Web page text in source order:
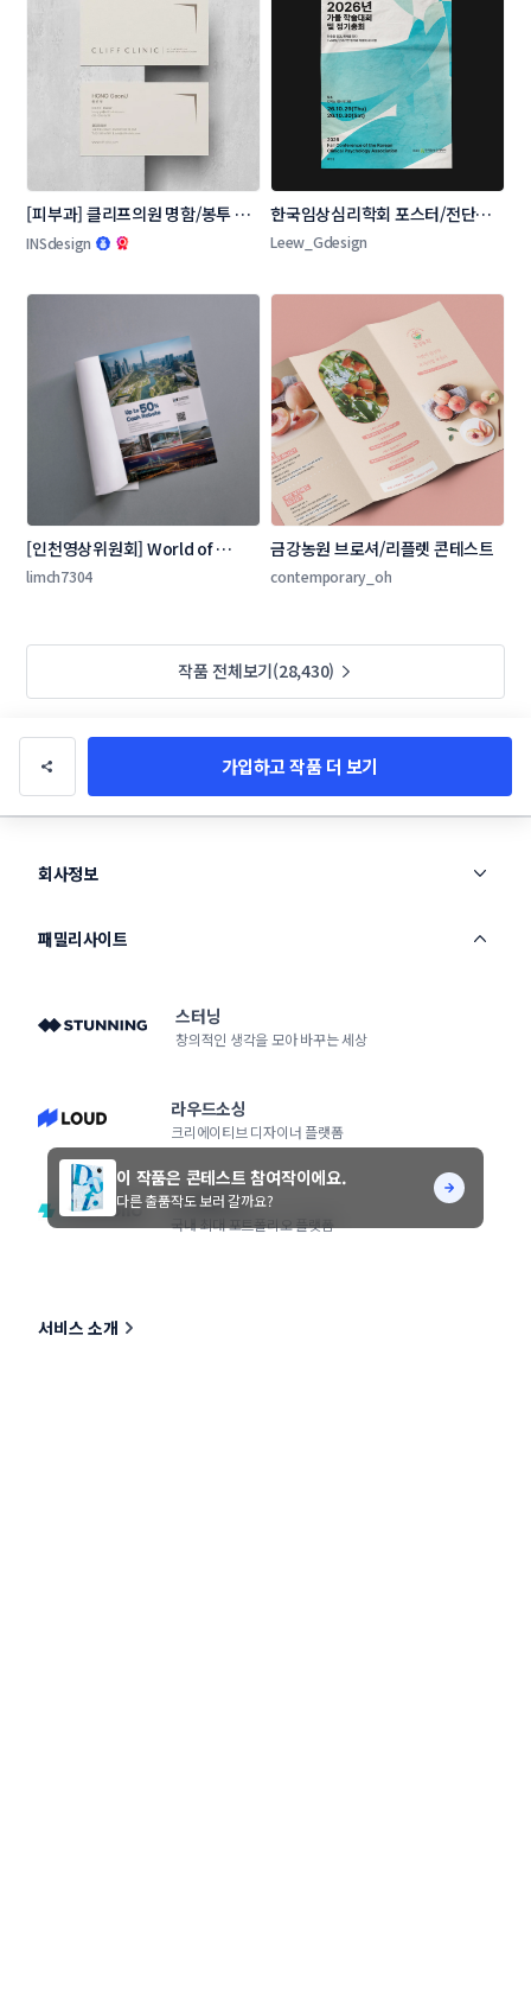
[피부과] 클리프의원 명함/봉투 콘
테스트
INSdesign
한국임상심리학회 포스터/전단지
콘테스트
Leew_Gdesign
[인천영상위원회] World of
Locations 잡지 광고 콘테스트
limch7304
금강농원 브로셔/리플렛 콘테스트
contemporary_oh
작품 전체보기(28,430)
가입하고 작품 더 보기
회사정보
패밀리사이트
스터닝
창의적인 생각을 모아 바꾸는 세상
라우드소싱
크리에이티브 디자이너 플랫폼
노트폴리오
국내 최대 포트폴리오 플랫폼
서비스 소개
이 작품은 콘테스트 참여작이에요.
다른 출품작도 보러 갈까요?